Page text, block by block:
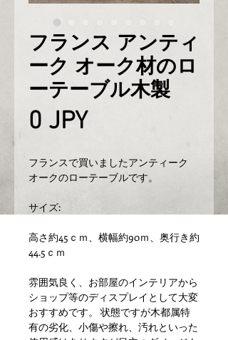
フランス アンティ
ーク オーク材のロ
ーテーブル木製
0 JPYPrix
フランスで買いましたアンティーク
オークのローテーブルです。
サイズ:
高さ約45ｃｍ、横幅約90ｍ、奥行き約
44.5ｃｍ
雰囲気良く、お部屋のインテリアから
ショップ等のディスプレイとして大変
おすすめです。 状態ですが木都属特
有の劣化、小傷や擦れ、汚れといった